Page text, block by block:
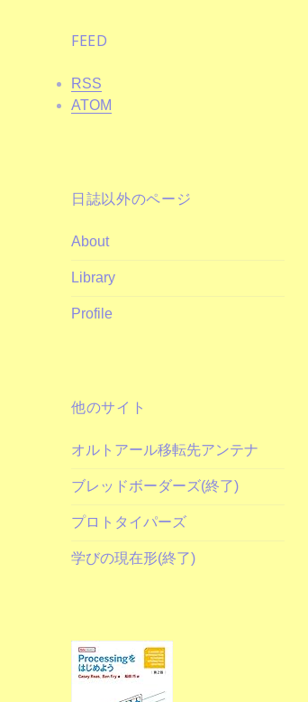
FEED
RSS
ATOM
日誌以外のページ
About
Library
Profile
他のサイト
オルトアール移転先アンテナ
ブレッドボーダーズ(終了)
プロトタイパーズ
学びの現在形(終了)